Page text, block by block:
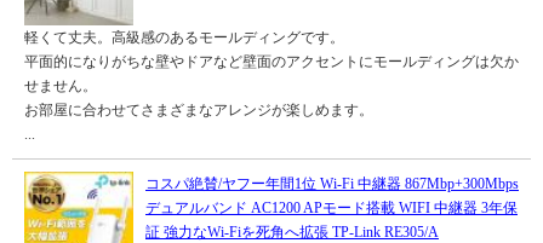
軽くて丈夫。高級感のあるモールディングです。
平面的になりがちな壁やドアなど壁面のアクセントにモールディングは欠か
せません。
お部屋に合わせてさまざまなアレンジが楽しめます。
...
コスパ絶賛/ヤフー年間1位 Wi-Fi 中継器 867Mbp+300Mbps
デュアルバンド AC1200 APモード搭載 WIFI 中継器 3年保
証 強力なWi-Fiを死角へ拡張 TP-Link RE305/A